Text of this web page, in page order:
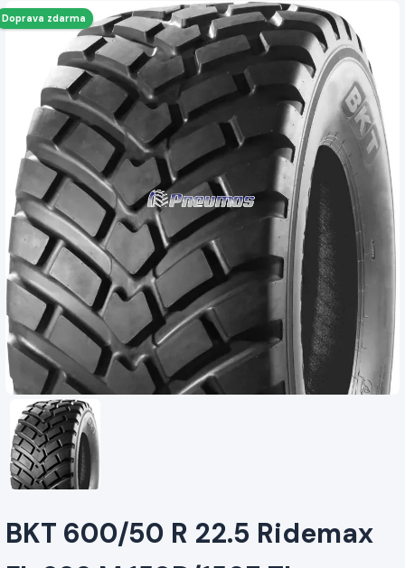
Doprava zdarma
BKT 600/50 R 22.5 Ridemax